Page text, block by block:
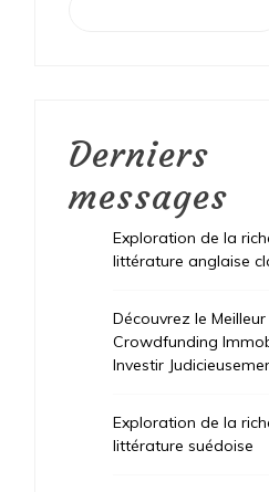
Derniers
messages
Exploration de la
littérature anglaise
Découvrez le Meilleur
Crowdfunding
Investir
Exploration de la
littérature suédoise